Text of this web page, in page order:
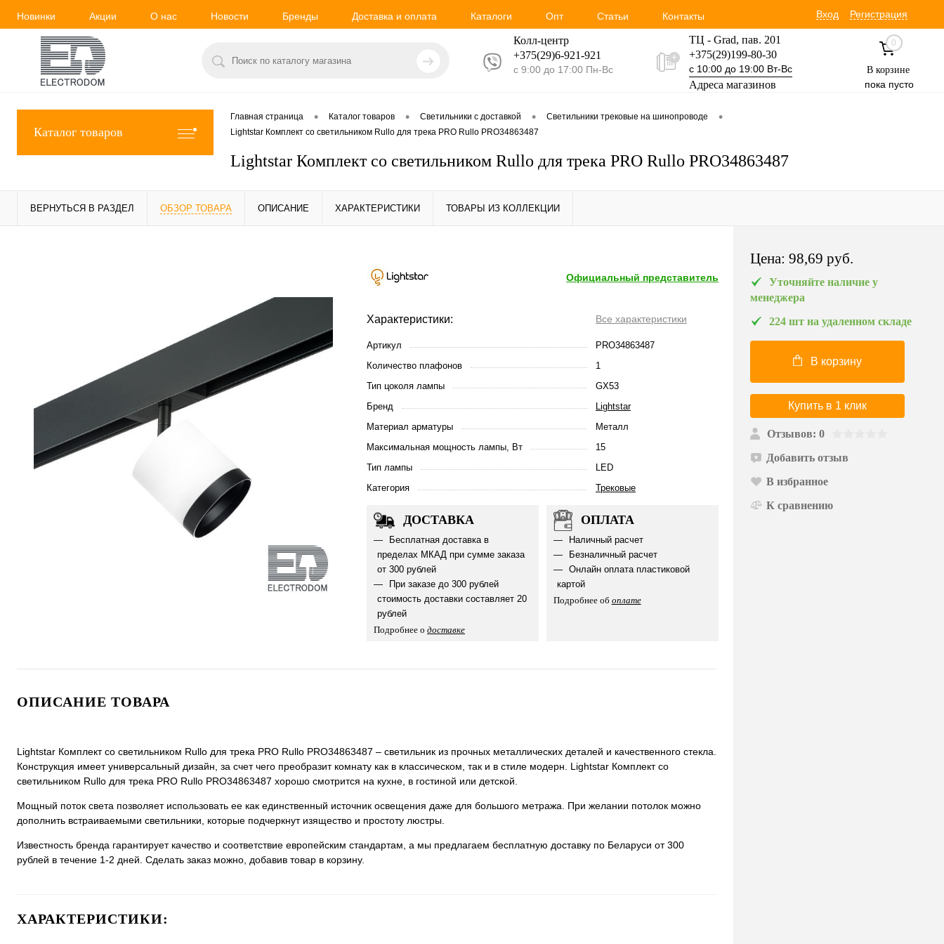
Новинки Акции О нас Новости Бренды Доставка и оплата Каталоги Опт Статьи Контакты Вход Регистрация
Колл-центр
+375(29)6-921-921
с 9:00 до 17:00 Пн-Вс
ТЦ - Grad, пав. 201
+375(29)199-80-30
с 10:00 до 19:00 Вт-Вс
Адреса магазинов
+375(29)354-30-60
0
В корзине
пока пусто
Каталог товаров
Главная страница • Каталог товаров • Светильники с доставкой • Светильники трековые на шинопроводе •
Lightstar Комплект со светильником Rullo для трека PRO Rullo PRO34863487
Lightstar Комплект со светильником Rullo для трека PRO Rullo PRO34863487
ВЕРНУТЬСЯ В РАЗДЕЛ ОБЗОР ТОВАРА ОПИСАНИЕ ХАРАКТЕРИСТИКИ ТОВАРЫ ИЗ КОЛЛЕКЦИИ
Официальный представитель
Характеристики: Все характеристики
Артикул
PRO34863487
Количество плафонов
1
Тип цоколя лампы
GX53
Бренд
Lightstar
Материал арматуры
Металл
Максимальная мощность лампы, Вт
15
Тип лампы
LED
Категория
Трековые
ДОСТАВКА
Бесплатная доставка в
пределах МКАД при сумме заказа
от 300 рублей
При заказе до 300 рублей
стоимость доставки составляет 20
рублей
Подробнее о доставке
ОПЛАТА
Наличный расчет
Безналичный расчет
Онлайн оплата пластиковой
картой
Подробнее об оплате
ОПИСАНИЕ ТОВАРА
Lightstar Комплект со светильником Rullo для трека PRO Rullo PRO34863487 – светильник из прочных металлических деталей и качественного стекла.
Конструкция имеет универсальный дизайн, за счет чего преобразит комнату как в классическом, так и в стиле модерн. Lightstar Комплект со
светильником Rullo для трека PRO Rullo PRO34863487 хорошо смотрится на кухне, в гостиной или детской.
Мощный поток света позволяет использовать ее как единственный источник освещения даже для большого метража. При желании потолок можно
дополнить встраиваемыми светильники, которые подчеркнут изящество и простоту люстры.
Известность бренда гарантирует качество и соответствие европейским стандартам, а мы предлагаем бесплатную доставку по Беларуси от 300
рублей в течение 1-2 дней. Сделать заказ можно, добавив товар в корзину.
ХАРАКТЕРИСТИКИ:
Цена: 98,69 pуб.
Уточняйте наличие у
менеджера
224 шт на удаленном складе
В корзину
Купить в 1 клик
Отзывов: 0
Добавить отзыв
В избранное
К сравнению